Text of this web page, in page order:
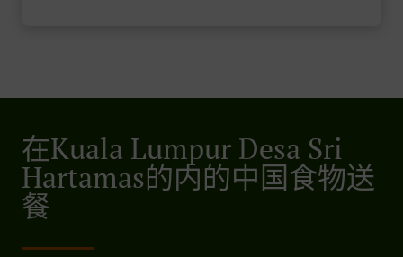
在Kuala Lumpur Desa Sri
Hartamas的内的中国食物送
餐